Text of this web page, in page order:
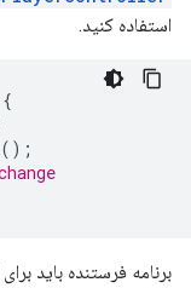
استفاده کنید.
{
();
برنامه فرستنده باید